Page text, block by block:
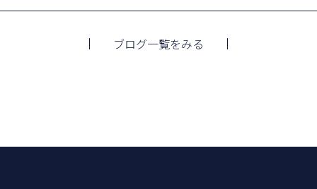
ブログ一覧をみる